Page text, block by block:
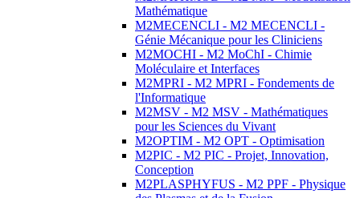
Mathématique
M2MECENCLI - M2 MECENCLI -
Génie Mécanique pour les Cliniciens
M2MOCHI - M2 MoChI - Chimie
Moléculaire et Interfaces
M2MPRI - M2 MPRI - Fondements de
l'Informatique
M2MSV - M2 MSV - Mathématiques
pour les Sciences du Vivant
M2OPTIM - M2 OPT - Optimisation
M2PIC - M2 PIC - Projet, Innovation,
Conception
M2PLASPHYFUS - M2 PPF - Physique